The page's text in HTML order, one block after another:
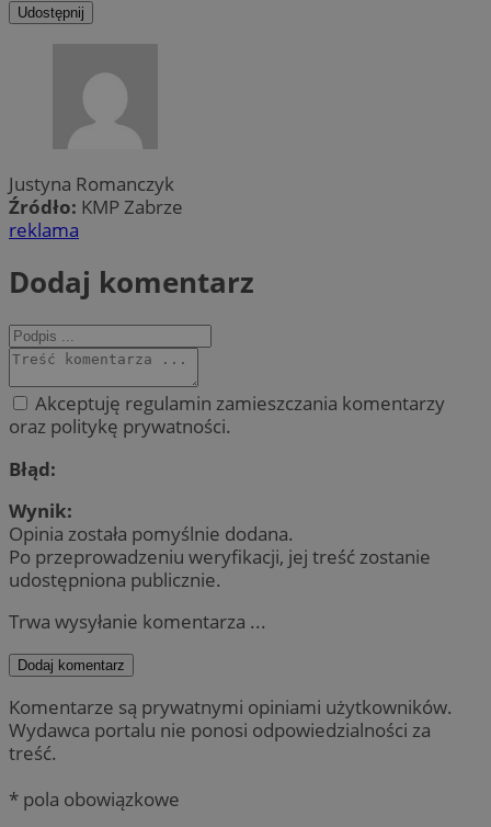
Udostępnij
Justyna Romanczyk
Źródło: KMP Zabrze
reklama
Dodaj komentarz
Akceptuję regulamin zamieszczania komentarzy
oraz politykę prywatności.
Błąd:
Wynik:
Opinia została pomyślnie dodana.
Po przeprowadzeniu weryfikacji, jej treść zostanie
udostępniona publicznie.
Trwa wysyłanie komentarza ...
Dodaj komentarz
Komentarze są prywatnymi opiniami użytkowników.
Wydawca portalu nie ponosi odpowiedzialności za
treść.
* pola obowiązkowe